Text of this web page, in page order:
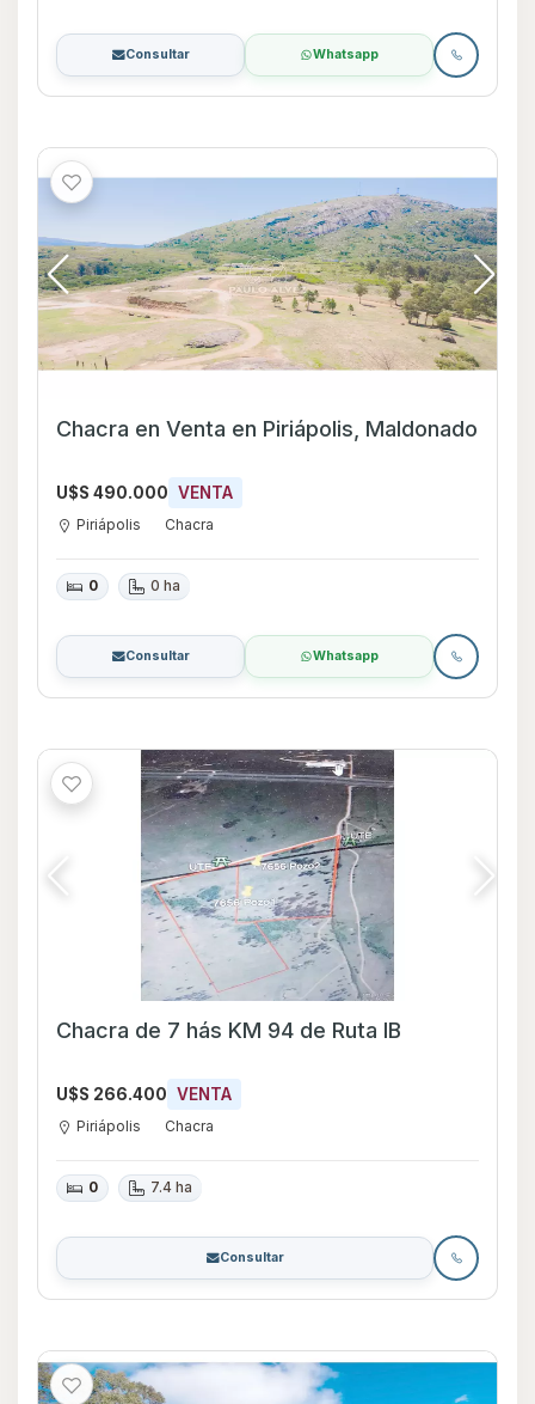
Consultar Whatsapp
Chacra en Venta en Piriápolis, Maldonado
U$S 490.000 VENTA
Piriápolis Chacra
0 0 ha
Consultar Whatsapp
Chacra de 7 hás KM 94 de Ruta IB
U$S 266.400 VENTA
Piriápolis Chacra
0 7.4 ha
Consultar